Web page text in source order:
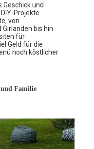
Geschick und
Projekte
von
Girlanden bis hin
für
Geld für die
noch köstlicher
und Familie